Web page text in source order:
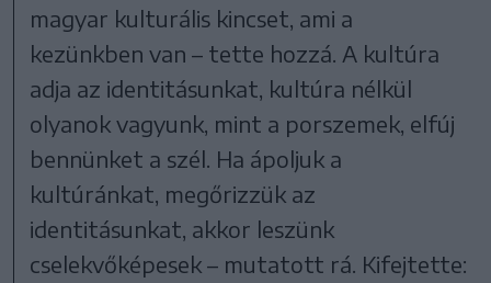
magyar kulturális kincset, ami a
kezünkben van – tette hozzá. A kultúra
adja az identitásunkat, kultúra nélkül
olyanok vagyunk, mint a porszemek, elfúj
bennünket a szél. Ha ápoljuk a
kultúránkat, megőrizzük az
identitásunkat, akkor leszünk
cselekvőképesek – mutatott rá. Kifejtette: